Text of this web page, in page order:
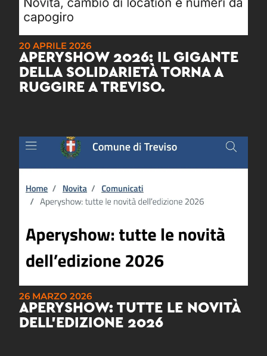
20 APRILE 2026
APERYSHOW 2026: IL GIGANTE
DELLA SOLIDARIETÀ TORNA A
RUGGIRE A TREVISO.
26 MARZO 2026
APERYSHOW: TUTTE LE NOVITÀ
DELL’EDIZIONE 2026